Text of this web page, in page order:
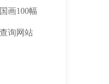
画100幅
询网站